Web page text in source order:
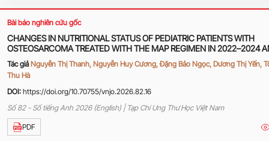
Bài báo nghiên cứu gốc
CHANGES IN NUTRITIONAL STATUS OF PEDIATRIC PATIENTS WITH
OSTEOSARCOMA TREATED WITH THE MAP REGIMEN IN 2022–2024
ASSOCIATED FACTORS
Tác giả Nguyễn Thị Thanh, Nguyễn Huy Cương, Đặng Bảo Ngọc, Dương Thị Yến,
Thu Hà
DOI: https://doi.org/10.70755/vnjo.2026.82.16
Số 82 - Số tiếng Anh 2026 (English) | Tạp Chí Ung Thư Học Việt Nam
PDF